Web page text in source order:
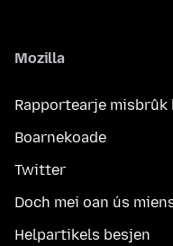
Mozilla
Rapportearje misbrûk
Boarnekoade
Twitter
Doch mei oan ús
Helpartikels besjen